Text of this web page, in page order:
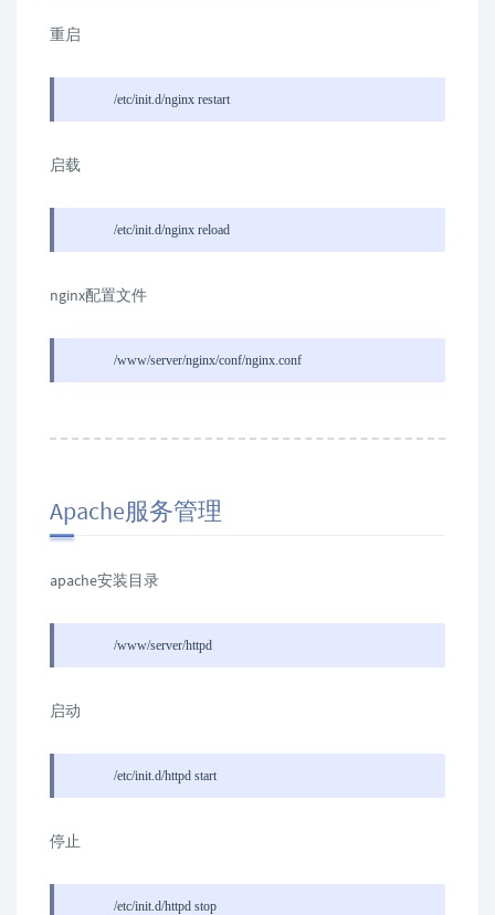
重启
/etc/init.d/nginx restart
启载
/etc/init.d/nginx reload
nginx配置文件
/www/server/nginx/conf/nginx.conf
Apache服务管理
apache安装目录
/www/server/httpd
启动
/etc/init.d/httpd start
停止
/etc/init.d/httpd stop